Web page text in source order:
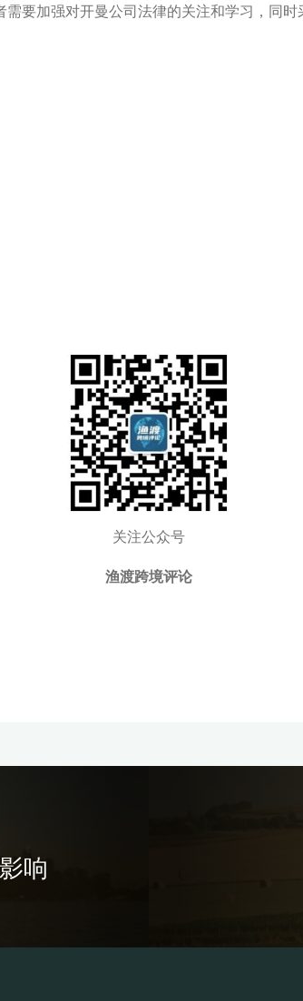
要加强对开曼公司法律的关注和学习，同时
关注公众号
渔渡跨境评论
响